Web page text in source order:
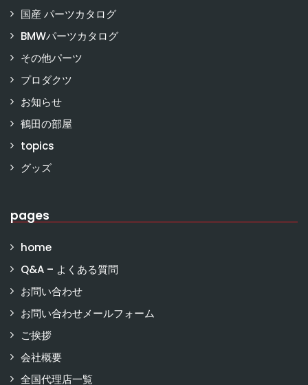
国産 パーツカタログ
BMWパーツカタログ
その他パーツ
プロダクツ
お知らせ
鶴田の部屋
topics
グッズ
pages
home
Q&A – よくある質問
お問い合わせ
お問い合わせメールフォーム
ご挨拶
会社概要
全国代理店一覧